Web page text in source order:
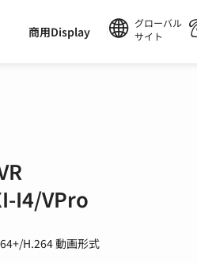
商用Display
グローバル
サイト
I4/VPro
H.264 動画形式